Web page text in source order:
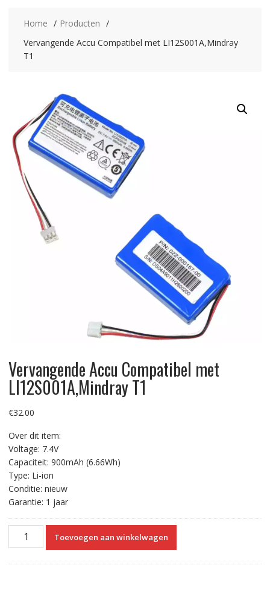
Home
Producten
Vervangende Accu Compatibel met LI12S001A,Mindray
T1
Vervangende Accu Compatibel met
LI12S001A,Mindray T1
€32.00
Over dit item:
Voltage: 7.4V
Capaciteit: 900mAh (6.66Wh)
Type: Li-ion
Conditie: nieuw
Garantie: 1 jaar
Vervangende
Accu
Toevoegen aan winkelwagen